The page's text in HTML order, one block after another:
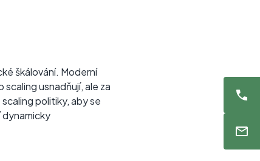
škálování. Moderní
usnadňují, ale za
politiky, aby se
dynamicky